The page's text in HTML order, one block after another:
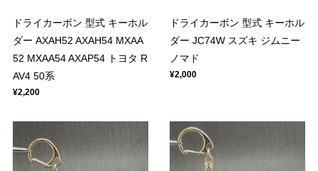
ドライカーボン 型式 キーホル
ダー AXAH52 AXAH54 MXAA
52 MXAA54 AXAP54 トヨタ R
AV4 50系
¥2,200
ドライカーボン 型式 キーホル
ダー JC74W スズキ ジムニー
ノマド
¥2,000